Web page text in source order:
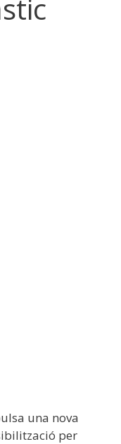
una nova
per